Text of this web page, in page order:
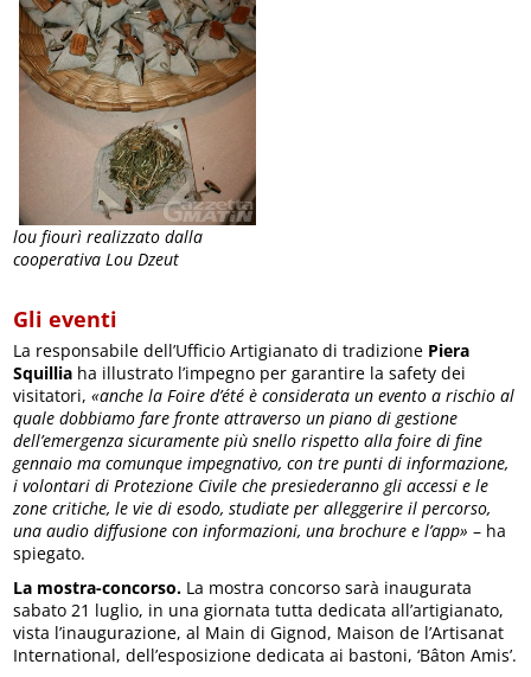
lou fiourì realizzato dalla
cooperativa Lou Dzeut
Gli eventi
La responsabile dell’Ufficio Artigianato di tradizione Piera
Squillia ha illustrato l’impegno per garantire la safety dei
visitatori, «anche la Foire d’été è considerata un evento a rischio al
quale dobbiamo fare fronte attraverso un piano di gestione
dell’emergenza sicuramente più snello rispetto alla foire di fine
gennaio ma comunque impegnativo, con tre punti di informazione,
i volontari di Protezione Civile che presiederanno gli accessi e le
zone critiche, le vie di esodo, studiate per alleggerire il percorso,
una audio diffusione con informazioni, una brochure e l’app» – ha
spiegato.
La mostra-concorso. La mostra concorso sarà inaugurata
sabato 21 luglio, in una giornata tutta dedicata all’artigianato,
vista l’inaugurazione, al Main di Gignod, Maison de l’Artisanat
International, dell’esposizione dedicata ai bastoni, ‘Bâton Amis’.